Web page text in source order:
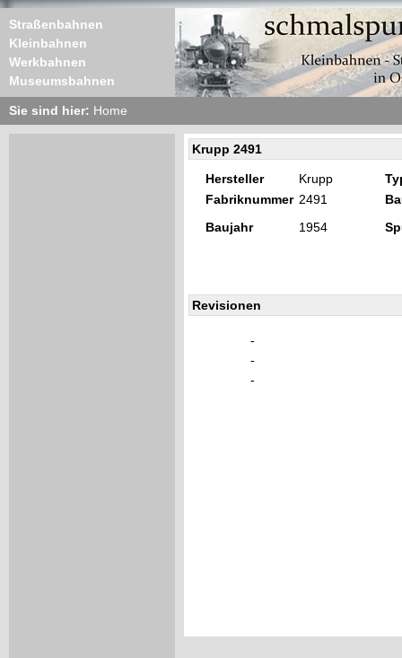
Straßenbahnen
Kleinbahnen
Werkbahnen
Museumsbahnen
Sie sind hier: Home
Krupp 2491
Hersteller Krupp
Fabriknummer 2491
Baujahr
1954
Revisionen
-
-
-